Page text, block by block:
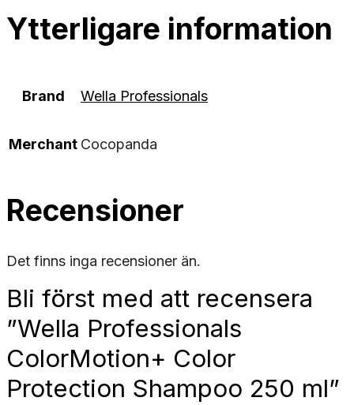
Ytterligare information
Brand Wella Professionals
Merchant Cocopanda
Recensioner
Det finns inga recensioner än.
Bli först med att recensera
”Wella Professionals
ColorMotion+ Color
Protection Shampoo 250 ml”